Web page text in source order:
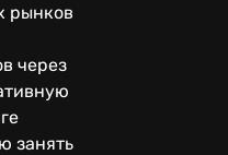
рынков
через
занять